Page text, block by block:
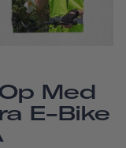
Med
E-Bike